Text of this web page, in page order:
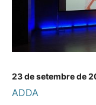
23 de setembre de
ADDA